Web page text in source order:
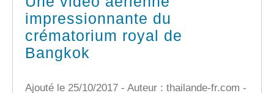
impressionnante du
crématorium royal de
Bangkok
Ajouté le 25/10/2017 - Auteur : thailande-fr.com -